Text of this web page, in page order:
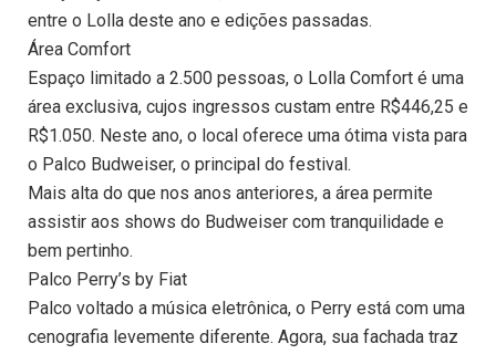
entre o Lolla deste ano e edições passadas.
Área Comfort
Espaço limitado a 2.500 pessoas, o Lolla Comfort é uma
área exclusiva, cujos ingressos custam entre R$446,25 e
R$1.050. Neste ano, o local oferece uma ótima vista para
o Palco Budweiser, o principal do festival.
Mais alta do que nos anos anteriores, a área permite
assistir aos shows do Budweiser com tranquilidade e
bem pertinho.
Palco Perry’s by Fiat
Palco voltado a música eletrônica, o Perry está com uma
cenografia levemente diferente. Agora, sua fachada traz